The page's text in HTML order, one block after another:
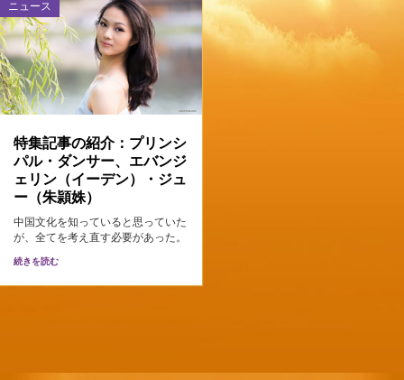
ニュース
特集記事の紹介：プリンシ
パル・ダンサー、エバンジ
ェリン（イーデン）・ジュ
ー（朱頴姝）
中国文化を知っていると思っていた
が、全てを考え直す必要があった。
続きを読む